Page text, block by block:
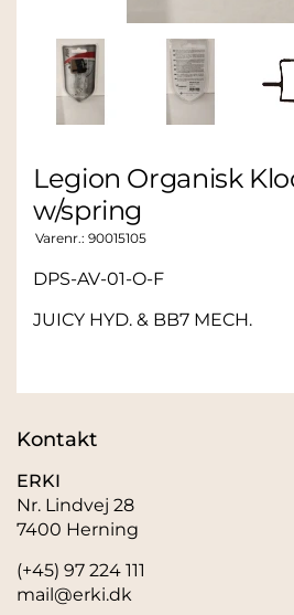
Legion Organisk
w/spring
Varenr.: 90015105
DPS-AV-01-O-F
JUICY HYD. & BB7 MECH.
Kontakt
ERKI
Nr. Lindvej 28
7400 Herning
(+45) 97 224 111
mail@erki.dk